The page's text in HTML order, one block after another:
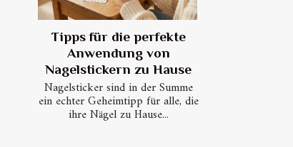
Tipps für die perfekte
Anwendung von
Nagelstickern zu Hause
Nagelsticker sind in der Summe
ein echter Geheimtipp für alle, die
ihre Nägel zu Hause...